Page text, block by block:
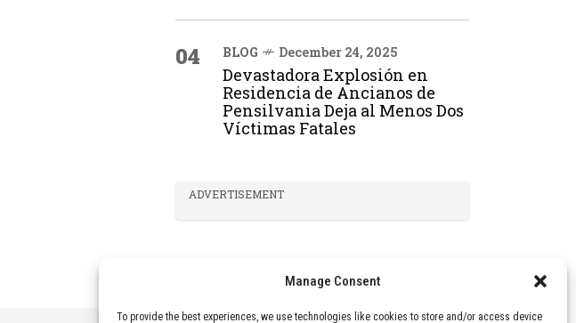
Manage Consent
To provide the best experiences, we use technologies like cookies to store and/or access device
04 BLOG December 24, 2025
Devastadora Explosión en
Residencia de Ancianos de
Pensilvania Deja al Menos Dos
Víctimas Fatales
ADVERTISEMENT